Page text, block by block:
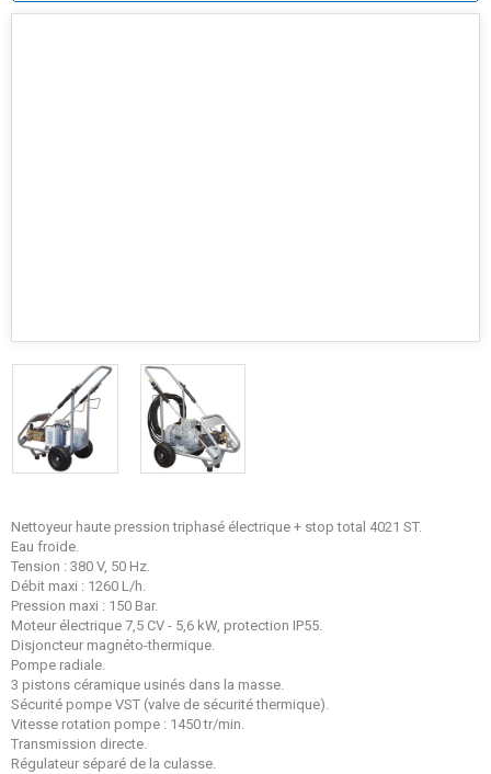
Nettoyeur haute pression triphasé électrique + stop total 4021 ST.
Eau froide.
Tension : 380 V, 50 Hz.
Débit maxi : 1260 L/h.
Pression maxi : 150 Bar.
Moteur électrique 7,5 CV - 5,6 kW, protection IP55.
Disjoncteur magnéto-thermique.
Pompe radiale.
3 pistons céramique usinés dans la masse.
Sécurité pompe VST (valve de sécurité thermique).
Vitesse rotation pompe : 1450 tr/min.
Transmission directe.
Régulateur séparé de la culasse.